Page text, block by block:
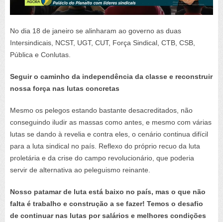
No dia 18 de janeiro se alinharam ao governo as duas
Intersindicais, NCST, UGT, CUT, Força Sindical, CTB, CSB,
Pública e Conlutas.
Seguir o caminho da independência da classe e reconstruir
nossa força nas lutas concretas
Mesmo os pelegos estando bastante desacreditados, não
conseguindo iludir as massas como antes, e mesmo com várias
lutas se dando à revelia e contra eles, o cenário continua difícil
para a luta sindical no país. Reflexo do próprio recuo da luta
proletária e da crise do campo revolucionário, que poderia
servir de alternativa ao peleguismo reinante.
Nosso patamar de luta está baixo no país, mas o que não
falta é trabalho e construção a se fazer! Temos o desafio
de continuar nas lutas por salários e melhores condições